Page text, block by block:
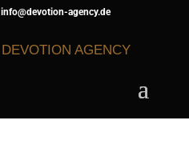
info@devotion-agency.de